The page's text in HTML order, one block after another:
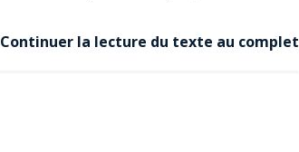
Continuer la lecture du texte au complet